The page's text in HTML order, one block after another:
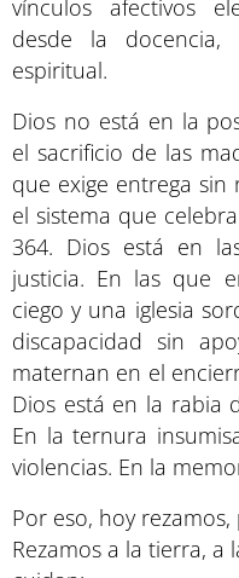
vínculos afectivos
desde la docencia,
espiritual.
Dios no está en la
el sacrificio de las
que exige entrega sin
el sistema que
364. Dios está en
justicia. En las que
ciego y una iglesia
discapacidad sin
maternan en el
Dios está en la rabia
En la ternura
violencias. En la
Por eso, hoy
Rezamos a la tierra, a